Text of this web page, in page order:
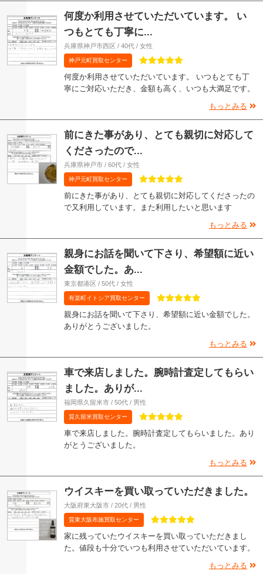
何度か利用させていただいています。 い
つもとても丁寧に...
兵庫県神戸市西区 / 40代 / 女性
神戸元町買取センター
何度か利用させていただいています。 いつもとても丁
寧にご対応いただき、金額も高く、いつも大満足です。
もっとみる
前にきた事があり、とても親切に対応して
くださったので...
兵庫県神戸市 / 60代 / 女性
神戸元町買取センター
前にきた事があり、とても親切に対応してくださったの
で又利用しています。また利用したいと思います
もっとみる
親身にお話を聞いて下さり、希望額に近い
金額でした。あ...
東京都港区 / 50代 / 女性
有楽町イトシア買取センター
親身にお話を聞いて下さり、希望額に近い金額でした。
ありがとうございました。
もっとみる
車で来店しました。腕時計査定してもらい
ました。ありが...
福岡県久留米市 / 50代 / 男性
質久留米買取センター
車で来店しました。腕時計査定してもらいました。あり
がとうございました。
もっとみる
ウイスキーを買い取っていただきました。
大阪府東大阪市 / 20代 / 男性
質東大阪布施買取センター
家に残っていたウイスキーを買い取っていただきまし
た。値段も十分でいつも利用させていただいています。
もっとみる